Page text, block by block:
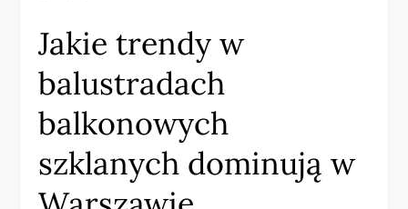
Jakie trendy w
balustradach
balkonowych
szklanych dominują w